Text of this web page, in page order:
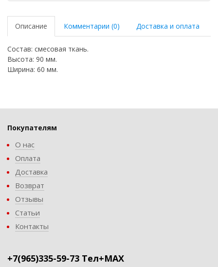
Описание Комментарии (0) Доставка и оплата
Состав: смесовая ткань.
Высота: 90 мм.
Ширина: 60 мм.
Покупателям
О нас
Оплата
Доставка
Возврат
Отзывы
Статьи
Контакты
+7(965)335-59-73 Тел+MAX